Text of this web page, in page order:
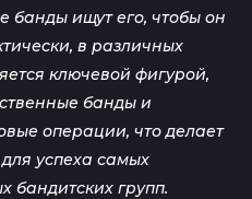
банды ищут его, чтобы он
в различных
ключевой фигурой,
банды и
операции, что делает
успеха самых
бандитских групп.